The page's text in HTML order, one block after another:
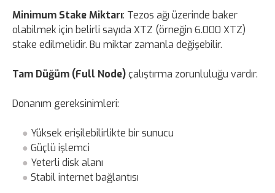
Minimum Stake Miktarı: Tezos ağı üzerinde baker
olabilmek için belirli sayıda XTZ (örneğin 6.000 XTZ)
stake edilmelidir. Bu miktar zamanla değişebilir.
Tam Düğüm (Full Node)çalıştırma zorunluluğu vardır.
Donanım gereksinimleri:
Yüksek erişilebilirlikte bir sunucu
Güçlü işlemci
Yeterli disk alanı
Stabil internet bağlantısı